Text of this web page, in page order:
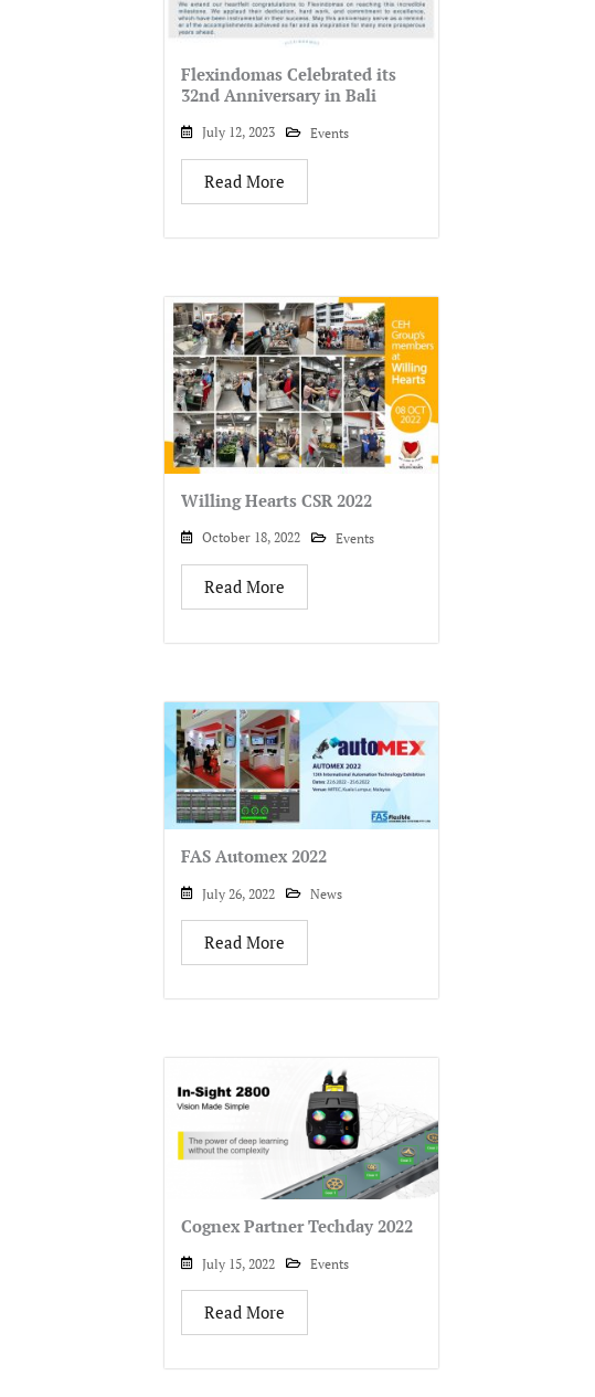
Flexindomas Celebrated its
32nd Anniversary in Bali
July 12, 2023 Events
Read More
Willing Hearts CSR 2022
October 18, 2022 Events
Read More
FAS Automex 2022
July 26, 2022 News
Read More
Cognex Partner Techday 2022
July 15, 2022 Events
Read More